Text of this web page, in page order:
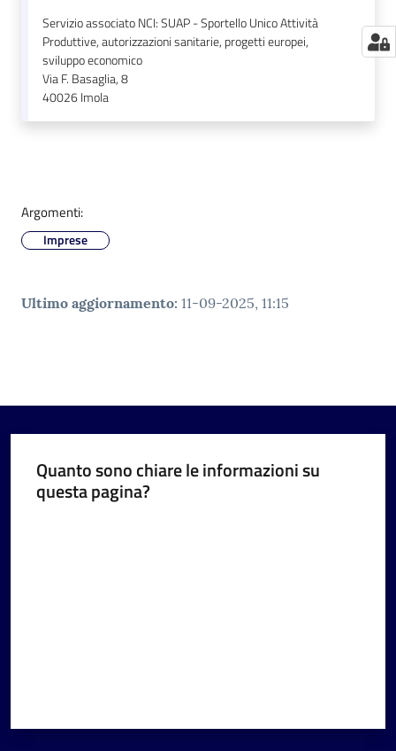
Servizio associato NCI: SUAP - Sportello Unico Attività
Produttive, autorizzazioni sanitarie, progetti europei,
sviluppo economico
Via F. Basaglia, 8
40026Imola
Argomenti:
Imprese
Ultimo aggiornamento: 11-09-2025, 11:15
Quanto sono chiare le informazioni su
questa pagina?